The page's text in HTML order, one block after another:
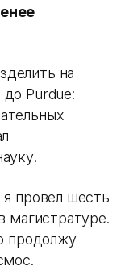
на
Purdue:
провел шесть
магистратуре.
продолжу